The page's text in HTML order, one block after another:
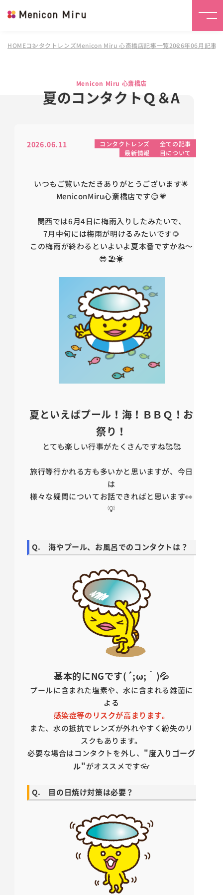
HOMEコンタクトレンズMenicon Miru 心斎橋店記事一覧2026年06月記事
Menicon Miru 心斎橋店
夏のコンタクトＱ＆A
2026.06.11 コンタクトレンズ
全ての記事
最新情報
目について
いつもご覧いただきありがとうございます🌟
MeniconMiru心斎橋店です😊💗
関西では6月4日に梅雨入りしたみたいで、
7月中旬には梅雨が明けるみたいです🌻
この梅雨が終わるといよいよ夏本番ですかね～
😎🏖️☀️
夏といえばプール！海！ＢＢＱ！お
祭り！
とても楽しい行事がたくさんですね🥰🥰
旅行等行かれる方も多いかと思いますが、今日
は
様々な疑問についてお話できればと思います👀
💡
Q. 海やプール、お風呂でのコンタクトは？
基本的にNGです(´;ω;｀)💦
プールに含まれた塩素や、水に含まれる雑菌に
よる
感染症等のリスクが高まります。
また、水の抵抗でレンズが外れやすく紛失のリ
スクもあります。
必要な場合はコンタクトを外し、 "度入りゴーグ
ル"がオススメです👓
Q. 目の日焼け対策は必要？